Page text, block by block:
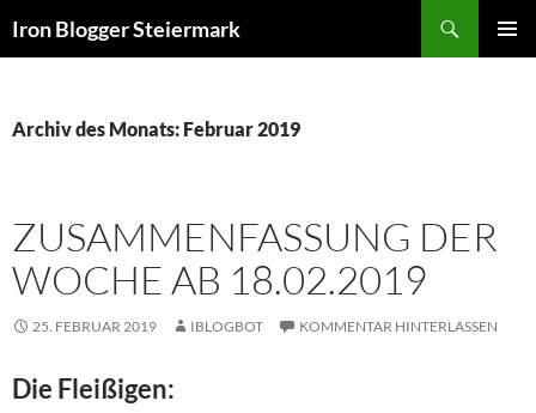
Inhalt
Iron Blogger Steiermark
Archiv des Monats: Februar 2019
ZUSAMMENFASSUNG DER
WOCHE AB 18.02.2019
25. FEBRUAR 2019 IBLOGBOT KOMMENTAR HINTERLASSEN
Die Fleißigen: